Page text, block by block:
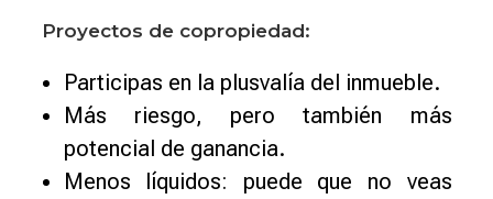
Proyectos de copropiedad:
Participas en la plusvalía del inmueble.
Más riesgo, pero también más
potencial de ganancia.
Menos líquidos: puede que no veas